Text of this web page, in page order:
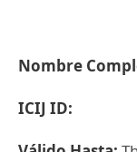
Nombre
ICIJ ID: